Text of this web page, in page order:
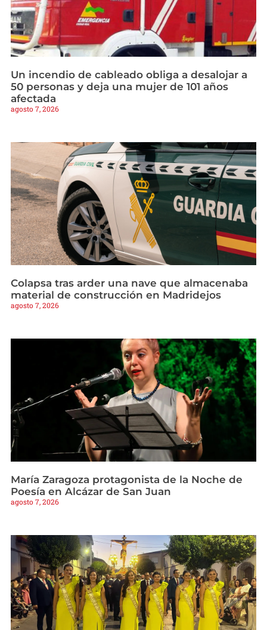
Un incendio de cableado obliga a desalojar a
50 personas y deja una mujer de 101 años
afectada
agosto 7, 2026
Colapsa tras arder una nave que almacenaba
material de construcción en Madridejos
agosto 7, 2026
María Zaragoza protagonista de la Noche de
Poesía en Alcázar de San Juan
agosto 7, 2026